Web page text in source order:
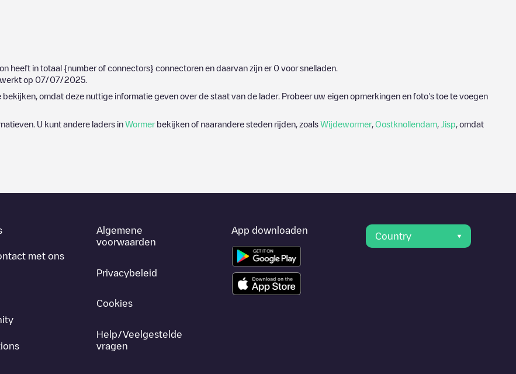
heeft in totaal {number of connectors} connectoren en daarvan zijn er 0 voor snelladen.
op 07/07/2025
omdat deze nuttige informatie geven over de staat van de lader. Probeer uw eigen opmerkingen en foto's toe te voegen
U kunt andere laders in Wormerbekijken of naarandere steden rijden, zoals Wijdewormer, Oostknollendam Jisp , omdat
met ons
Algemene
voorwaarden
Privacybeleid
Cookies
Help/Veelgestelde
vragen
App downloaden
Country